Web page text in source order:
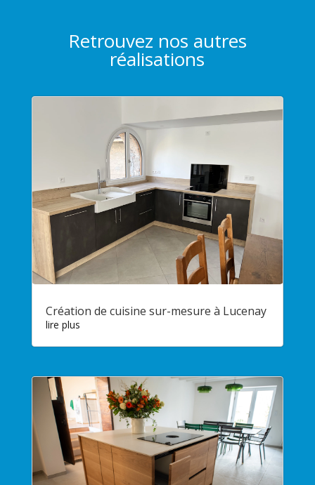
Retrouvez nos autres
réalisations
Création de cuisine sur-mesure à Lucenay
lire plus